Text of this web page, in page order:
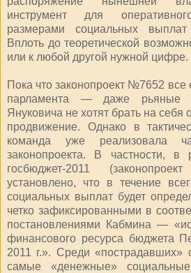
инструмент для
размерами социальных
Вплоть до теоретической
или к любой другой нужной цифре.
Пока что законопроект №7652 все
парламента — даже рьяные
Януковича не хотят брать на себя
продвижение. Однако в
команда уже реализовала
законопроекта. В частности, в
госбюджет-2011
установлено, что в течение
социальных выплат будет
четко зафиксированными в
постановлениями Кабмина —
финансового ресурса бюджета
2011 г.». Среди «пострадавших»
самые «денежные»